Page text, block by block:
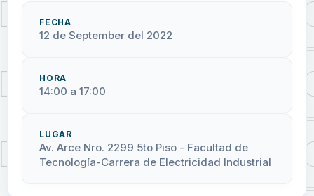
FECHA
12 de September del 2022
HORA
14:00 a 17:00
LUGAR
Av. Arce Nro. 2299 5to Piso - Facultad de
Tecnología-Carrera de Electricidad Industrial